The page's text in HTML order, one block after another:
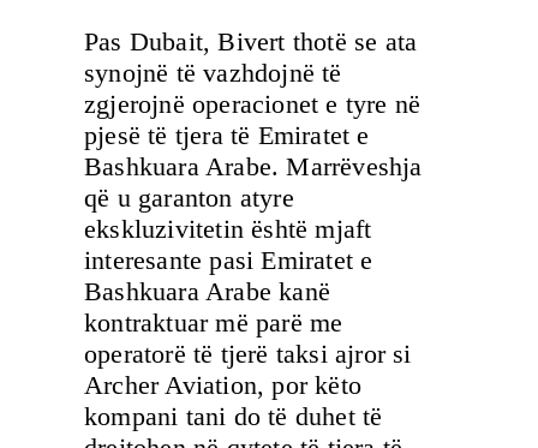
Pas Dubait, Bivert thotë se ata
synojnë të vazhdojnë të
zgjerojnë operacionet e tyre në
pjesë të tjera të Emiratet e
Bashkuara Arabe. Marrëveshja
që u garanton atyre
ekskluzivitetin është mjaft
interesante pasi Emiratet e
Bashkuara Arabe kanë
kontraktuar më parë me
operatorë të tjerë taksi ajror si
Archer Aviation, por këto
kompani tani do të duhet të